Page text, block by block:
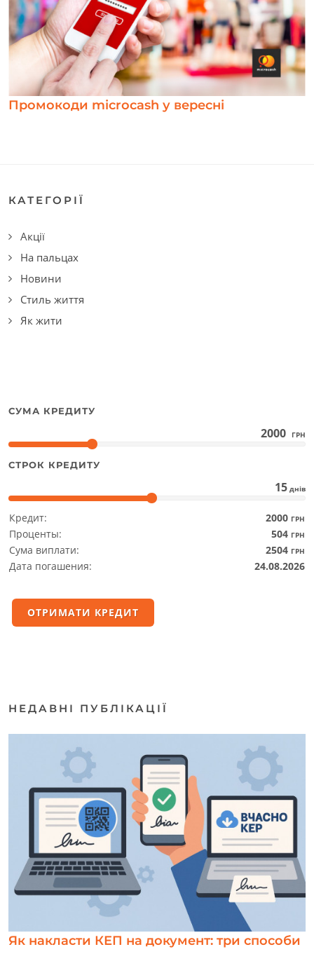
Промокоди microcash у вересні
КАТЕГОРІЇ
Акції
На пальцах
Новини
Стиль життя
Як жити
СУМА КРЕДИТУ
2000 ГРН
СТРОК КРЕДИТУ
15 днів
Кредит: 2000 ГРН
Проценты: 504 ГРН
Сума виплати: 2504 ГРН
Дата погашения: 24.08.2026
ОТРИМАТИ КРЕДИТ
НЕДАВНІ ПУБЛІКАЦІЇ
Як накласти КЕП на документ: три способи